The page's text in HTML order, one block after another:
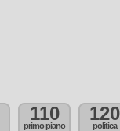
110
primo piano
120
politica